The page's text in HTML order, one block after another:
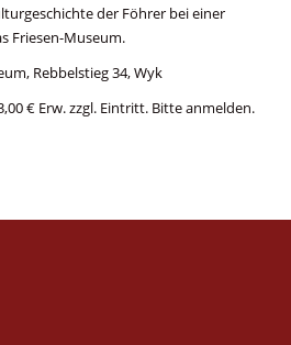
der Föhrer bei einer
Friesen-Museum.
Rebbelstieg 34, Wyk
€ Erw. zzgl. Eintritt. Bitte anmelden.